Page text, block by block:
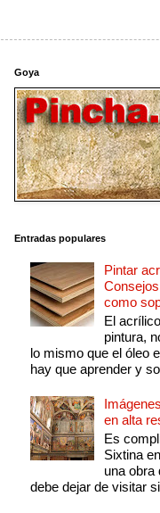
Goya
Entradas populares
Pintar
como
El
pintura,
lo mismo que el óleo
hay que aprender y
en alta
Es
Sixtina
una obra
debe dejar de visitar